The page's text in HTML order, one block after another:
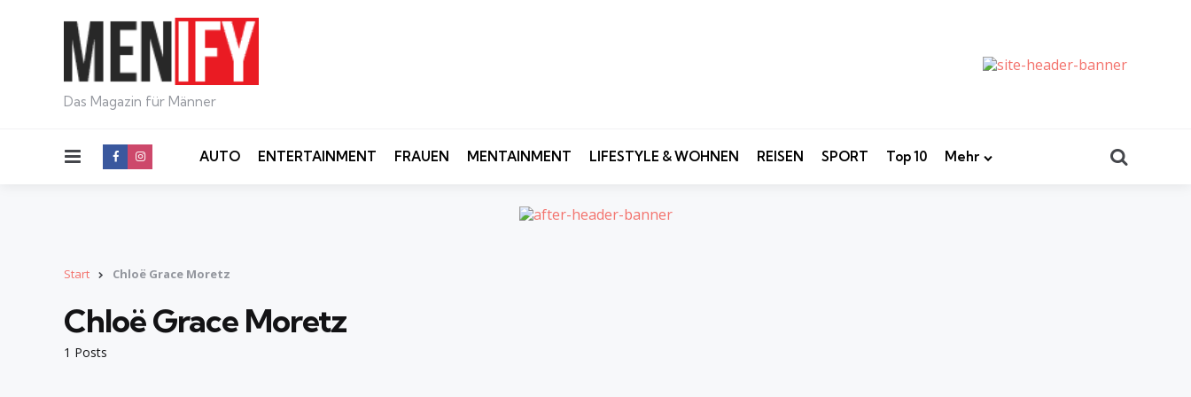
Das Magazin für Männer
Menu AUTO ENTERTAINMENT FRAUEN MENTAINMENT LIFESTYLE & WOHNEN REISEN SPORT Top 10 Mehr
Start Chloë Grace Moretz
1 Posts
Chloë Grace Moretz